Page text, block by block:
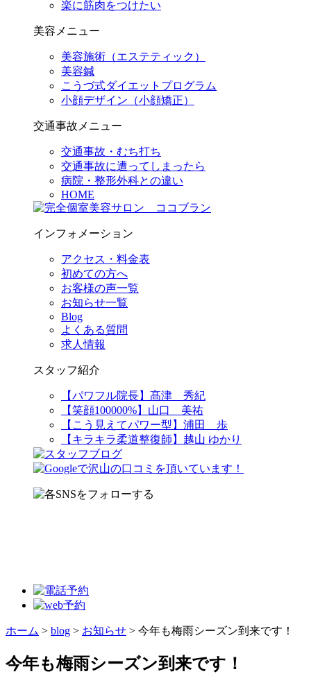
楽に筋肉をつけたい
美容メニュー
美容施術（エステティック）
美容鍼
こうづ式ダイエットプログラム
小顔デザイン（小顔矯正）
交通事故メニュー
交通事故・むち打ち
交通事故に遭ってしまったら
病院・整形外科との違い
HOME
インフォメーション
アクセス・料金表
初めての方へ
お客様の声一覧
お知らせ一覧
Blog
よくある質問
求人情報
スタッフ紹介
【パワフル院長】髙津 秀紀
【笑顔100000%】山口 美祐
【こう見えてパワー型】浦田 歩
【キラキラ柔道整復師】越山 ゆかり
ホーム > blog > お知らせ > 今年も梅雨シーズン到来です！
今年も梅雨シーズン到来です！